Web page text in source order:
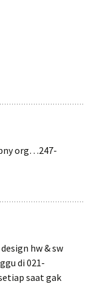
org…247-
hw & sw
di 021-
saat gak